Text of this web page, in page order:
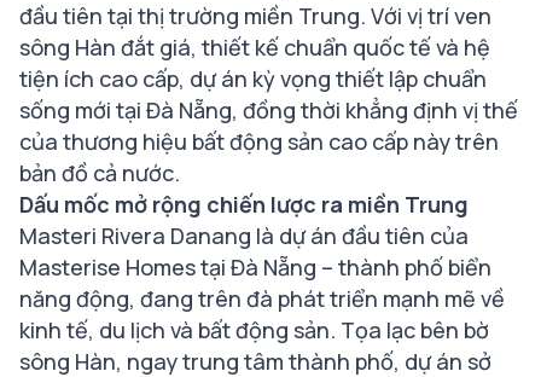
đầu tiên tại thị trường miền Trung. Với vị trí ven
sông Hàn đắt giá, thiết kế chuẩn quốc tế và hệ
tiện ích cao cấp, dự án kỳ vọng thiết lập chuẩn
sống mới tại Đà Nẵng, đồng thời khẳng định vị thế
của thương hiệu bất động sản cao cấp này trên
bản đồ cả nước.
Dấu mốc mở rộng chiến lược ra miền Trung
Masteri Rivera Danang là dự án đầu tiên của
Masterise Homes tại Đà Nẵng – thành phố biển
năng động, đang trên đà phát triển mạnh mẽ về
kinh tế, du lịch và bất động sản. Tọa lạc bên bờ
sông Hàn, ngay trung tâm thành phố, dự án sở